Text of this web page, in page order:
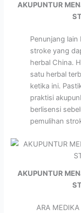
AKUPUNTUR
Penunjang
stroke yang
herbal China.
satu herbal
ketika ini.
praktisi
berlisensi
pemulihan
AKUPUNTUR
ARA